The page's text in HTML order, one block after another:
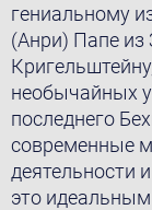
гениальному
(Анри) Папе
необычайных
последнего
современные
деятельности
это